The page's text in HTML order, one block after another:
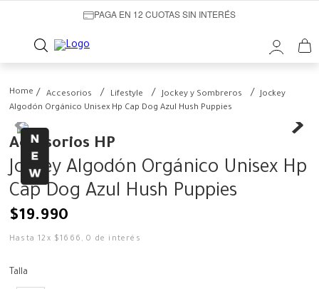
PAGA EN 12 CUOTAS SIN INTERÉS
Accesorios Lifestyle Jockey y Sombreros
Jockey
Algodón Orgánico Unisex Hp Cap Dog Azul Hush Puppies
Accesorios HP
Jockey Algodón Orgánico Unisex Hp
Cap Dog Azul Hush Puppies
$19.990
Hasta12 x $1666 ,0 de interés
Talla